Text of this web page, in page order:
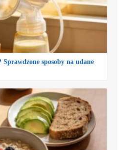
sposoby na udane